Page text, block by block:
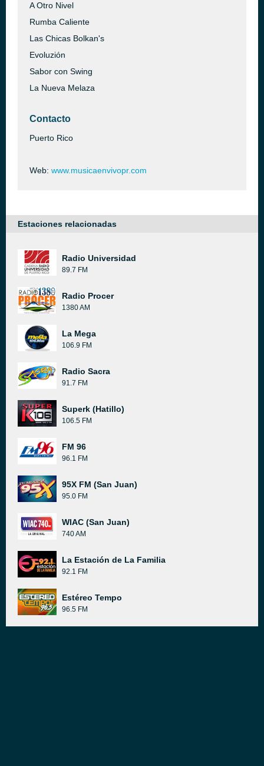
A Otro Nivel
Rumba Caliente
Las Chicas Bolkan's
Evoluzión
Sabor con Swing
La Nueva Melaza
Contacto
Puerto Rico
Web: www.musicaenvivopr.com
Estaciones relacionadas
Radio Universidad
89.7 FM
Radio Procer
1380 AM
La Mega
106.9 FM
Radio Sacra
91.7 FM
Superk (Hatillo)
106.5 FM
FM 96
96.1 FM
95X FM (San Juan)
95.0 FM
WIAC (San Juan)
740 AM
La Estación de La Familia
92.1 FM
Estéreo Tempo
96.5 FM